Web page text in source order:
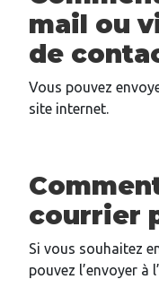
mail ou
de
Vous pouvez
site internet.
courrier
Si vous souhaitez
pouvez l’envoyer à